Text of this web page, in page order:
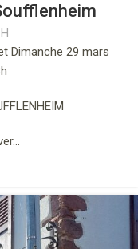
Dimanche 29 mars